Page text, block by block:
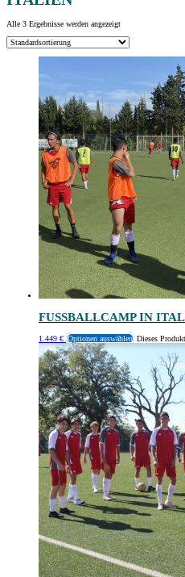
Alle 3 Ergebnisse werden angezeigt
FUSSBALLCAMP IN
1.449 € Optionen auswählen Dieses